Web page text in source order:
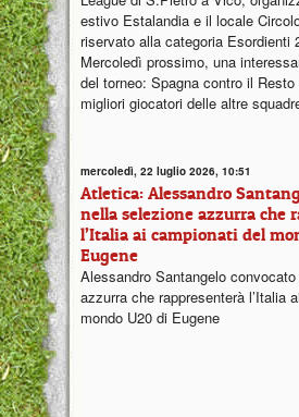
estivo Estalandia e il locale
riservato alla categoria Esordienti
Mercoledì prossimo, una
del torneo: Spagna contro il
migliori giocatori delle altre
mercoledì, 22 luglio 2026, 10:51
Atletica: Alessandro
nella selezione azzurra che
l’Italia ai campionati del
Eugene
Alessandro Santangelo
azzurra che rappresenterà l’Italia
mondo U20 di Eugene